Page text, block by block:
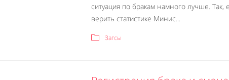
ситуация по бракам намного лучше. Так,
верить статистике Минис...
Загсы